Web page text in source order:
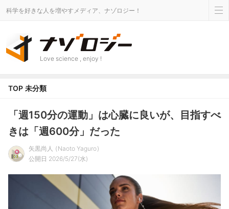
科学を好きな人を増やすメディア、ナゾロジー！
Love science , enjoy !
TOP 未分類
「週150分の運動」は心臓に良いが、目指すべ
きは「週600分」だった
矢黒尚人
Naoto Yaguro
公開日 2026/5/27(水)